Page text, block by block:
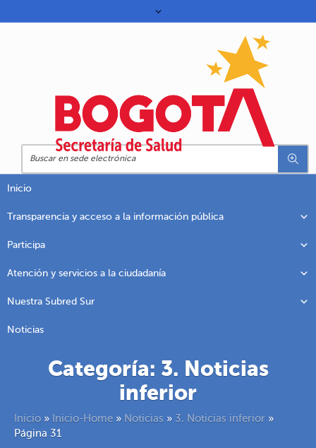
Inicio
Transparencia y acceso a la información pública
Participa
Atención y servicios a la ciudadanía
Nuestra Subred Sur
Noticias
Categoría: 3. Noticias
inferior
Inicio » Inicio-Home » Noticias » 3. Noticias inferior »
Página 31